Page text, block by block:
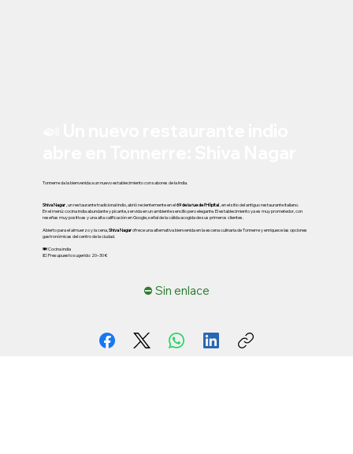
Tonnerre da la bienvenida a un nuevo establecimiento con sabores de la India.
Shiva Nagar , un restaurante tradicional indio, abrió recientemente en el69 de la rue de l'Hôpital , en el sitio del antiguo restaurante italiano.
En el menú: cocina india abundante y picante, servida en un ambiente sencillo pero elegante. El establecimiento ya es muy prometedor, con
reseñas muy positivas y una alta calificación en Google, señal de la cálida acogida de sus primeros clientes.
Abierto para el almuerzo y la cena, Shiva Nagarofrece una alternativa bienvenida en la escena culinaria de Tonnerre y enriquece las opciones
gastronómicas del centro de la ciudad.
🍽️ Cocina india
💶 Presupuesto sugerido: 20–30 €
⛔ Sin enlace